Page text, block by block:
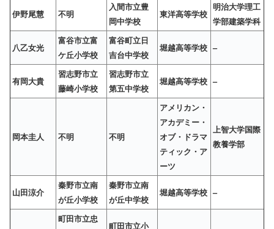
伊野尾慧 不明
入間市立豊
岡中学校
東洋高等学校
明治大学理工
学部建築学科
八乙女光
富谷市立富
ケ丘小学校
富谷町立日
吉台中学校
堀越高等学校 –
有岡大貴
習志野市立
藤崎小学校
習志野市立
第五中学校
堀越高等学校 –
岡本圭人 不明 不明
アメリカン・
アカデミー・
オブ・ドラマ
ティック・ア
ーツ
上智大学国際
教養学部
山田涼介
秦野市立南
が丘小学校
秦野市立南
が丘中学校
堀越高等学校 –
町田市立忠
町田市立小